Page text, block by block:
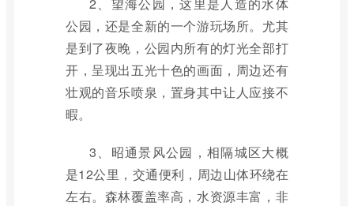
公园，还是全新的一个游玩场所。尤其
是到了夜晚，公园内所有的灯光全部打
开，呈现出五光十色的画面，周边还有
壮观的音乐喷泉，置身其中让人应接不
暇。
3、昭通景风公园，相隔城区大概
是12公里，交通便利，周边山体环绕在
左右。森林覆盖率高，水资源丰富，非